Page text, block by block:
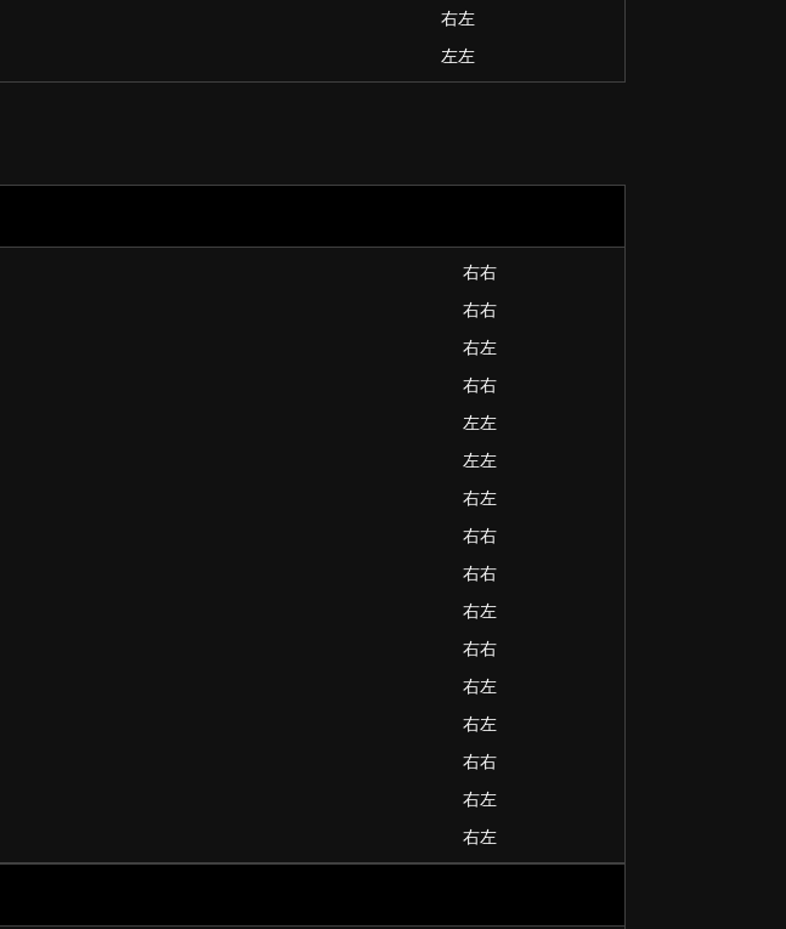
右左
左左
右右
右右
右左
右右
左左
左左
右左
右右
右右
右左
右右
右左
右左
右右
右左
右左